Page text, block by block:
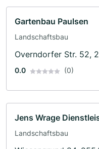
Gartenbau Paulsen
Landschaftsbau
Overndorfer Str. 52,
0.0 (0)
Jens Wrage
Landschaftsbau